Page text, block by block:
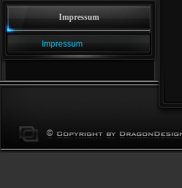
Impressum
Impressum